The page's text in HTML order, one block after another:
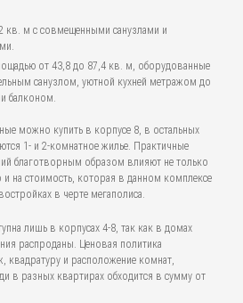
кв. м с совмещенными санузлами и
от 43,8 до 87,4 кв. м, оборудованные
санузлом, уютной кухней метражом до
балконом.
можно купить в корпусе 8, в остальных
1- и 2-комнатное жилье. Практичные
благотворным образом влияют не только
на стоимость, которая в данном комплексе
в черте мегаполиса.
лишь в корпусах 4-8, так как в домах
распроданы. Ценовая политика
квадратуру и расположение комнат,
в разных квартирах обходится в сумму от